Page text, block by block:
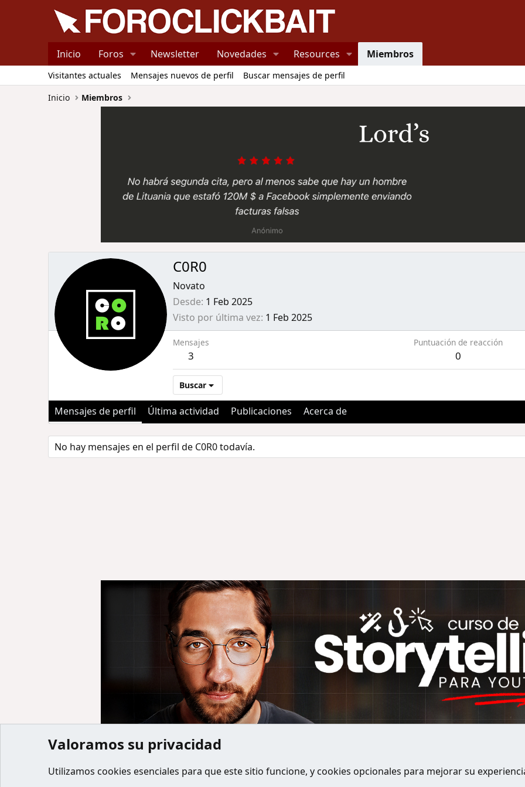
Inicio Foros Newsletter Novedades Resources Miembros
Visitantes actuales Mensajes nuevos de perfil
Buscar mensajes de perfil
Inicio
Miembros
C0R0
Novato
Desde 1 Feb 2025
Visto por última vez 1 Feb 2025
Mensajes
3
Puntuación de reacción
0
Buscar
Mensajes de perfil Última actividad Publicaciones Acerca de
No hay mensajes en el perfil de C0R0 todavía.
Inicio Miembros
Cookies Default style Español Contactanos Términos
Valoramos su privacidad
Utilizamos cookies esenciales para que este sitio funcione, y cookies opcionales para mejorar su